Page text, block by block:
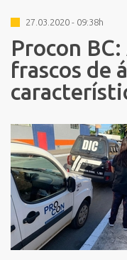
27.03.2020 - 09:38h
Procon
frascos de